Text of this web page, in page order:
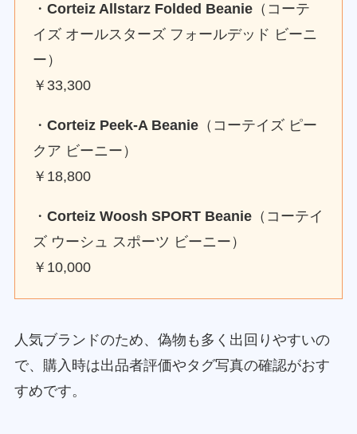
・Corteiz Allstarz Folded Beanie （コーテ
イズ オールスターズ フォールデッド ビーニ
ー）
￥33,300
・Corteiz Peek-A Beanie （コーテイズ ピー
クア ビーニー）
￥18,800
・Corteiz Woosh SPORT Beanie （コーテイ
ズ ウーシュ スポーツ ビーニー）
￥10,000
人気ブランドのため、偽物も多く出回りやすいの
で、購入時は出品者評価やタグ写真の確認がおす
すめです。